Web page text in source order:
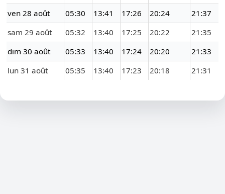
ven 28 août
05:30 13:41 17:26 20:24
21:37
sam 29 août
05:32 13:40 17:25 20:22
21:35
dim 30 août
05:33 13:40 17:24 20:20
21:33
lun 31 août
05:35 13:40 17:23 20:18 21:31